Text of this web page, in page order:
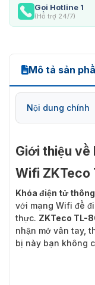
Gọi Hotline 1
(Hỗ trợ 24/7)
Mô tả sản
Nội dung chính
Giới thiệu về
Wifi ZKTeco
Khóa điện tử
với mạng Wifi để
thực. ZKTeco TL-
nhận mở vân tay,
bị này bạn không